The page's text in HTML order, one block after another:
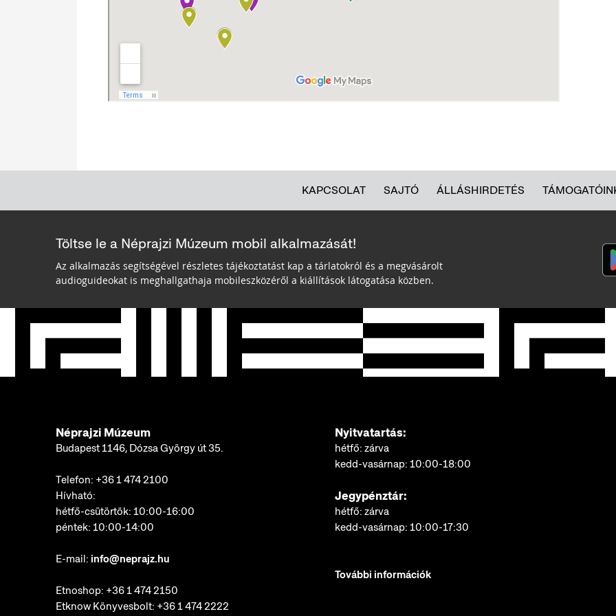
KAPCSOLAT SAJTÓ ÁLLÁSHIRDETÉS
Töltse le a Néprajzi Múzeum mobil alkalmazását!
Az alkalmazás segítségével részletes tájékoztatást kap a tárlatokról és a megvásárolt
audioguideokat is meghallgathaja mobileszközéről a kiállítások látogatása közben.
Néprajzi Múzeum
Budapest 1146, Dózsa György út 35.
Telefon: +36 1 474 2100
Hívható:
hétfő-csütörtök: 10:00-16:00
péntek: 10:00-14:00
E-mail: info@neprajz.hu
Etnoshop: +36 1 474 2150
Etknow Könyvesbolt: +36 1 474 2222
Nyitvatartás:
hétfő: zárva
kedd-vasárnap: 10:00-18:00
Jegypénztár:
hétfő: zárva
kedd-vasárnap: 10:00-17:30
További információk